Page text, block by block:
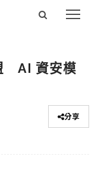
AI 資安模
分享